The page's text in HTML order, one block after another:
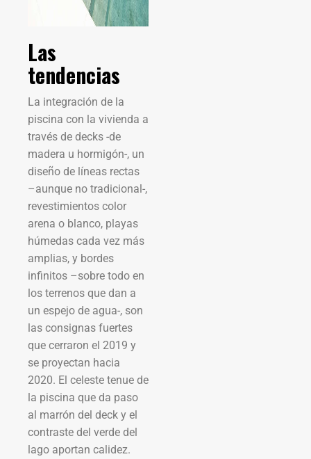
Las
tendencias
La integración de la
piscina con la vivienda a
través de decks -de
madera u hormigón-, un
diseño de líneas rectas
–aunque no tradicional-,
revestimientos color
arena o blanco, playas
húmedas cada vez más
amplias, y bordes
infinitos –sobre todo en
los terrenos que dan a
un espejo de agua-, son
las consignas fuertes
que cerraron el 2019 y
se proyectan hacia
2020. El celeste tenue de
la piscina que da paso
al marrón del deck y el
contraste del verde del
lago aportan calidez.